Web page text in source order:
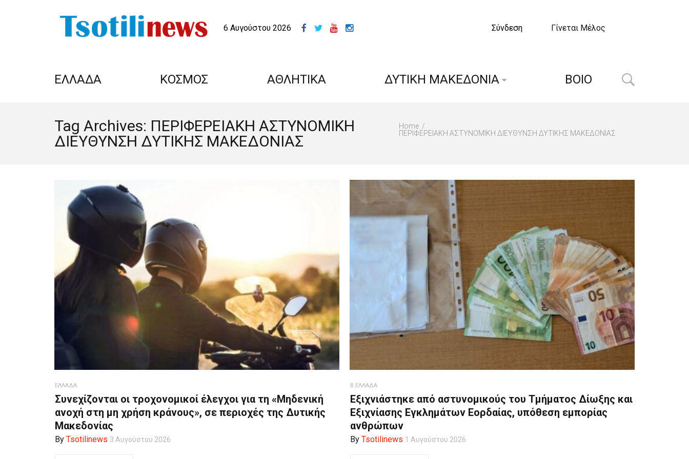
6 Αυγούστου 2026 Σύνδεση Γίνεται Μέλος
ΕΛΛΑΔΑ ΚΟΣΜΟΣ ΑΘΛΗΤΙΚΑ ΔΥΤΙΚΗ ΜΑΚΕΔΟΝΙΑ ΒΟΙΟ
Tag Archives: ΠΕΡΙΦΕΡΕΙΑΚΗ ΑΣΤΥΝΟΜΙΚΗ
ΔΙΕΥΘΥΝΣΗ ΔΥΤΙΚΗΣ ΜΑΚΕΔΟΝΙΑΣ
Home
ΠΕΡΙΦΕΡΕΙΑΚΗ ΑΣΤΥΝΟΜΙΚΗ ΔΙΕΥΘΥΝΣΗ ΔΥΤΙΚΗΣ ΜΑΚΕΔΟΝΙΑΣ
ΕΛΛΑΔΑ
Συνεχίζονται οι τροχονομικοί έλεγχοι για τη «Μηδενική
ανοχή στη μη χρήση κράνους», σε περιοχές της Δυτικής
Μακεδονίας
By Tsotilinews 3 Αυγούστου 2026
Β.ΕΛΛΑΔΑ
Εξιχνιάστηκε από αστυνομικούς του Τμήματος Δίωξης και
Εξιχνίασης Εγκλημάτων Εορδαίας, υπόθεση εμπορίας
ανθρώπων
By Tsotilinews 1 Αυγούστου 2026